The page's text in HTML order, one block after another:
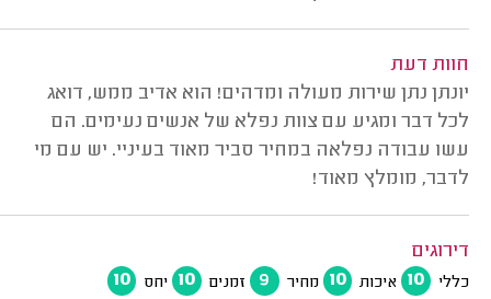
חוות דעת
יונתן נתן שירות מעולה ומדהים! הוא אדיב ממש, דואג
לכל דבר ומגיע עם צוות נפלא של אנשים נעימים. הם
עשו עבודה נפלאה במחיר סביר מאוד בעיניי. יש עם מי
לדבר, מומלץ מאוד!
דירוגים
כללי 10 איכות 10 מחיר 9 זמנים 10 יחס 10